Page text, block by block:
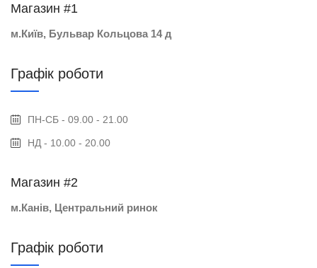
Магазин #1
м.Київ, Бульвар Кольцова 14 д
Графік роботи
ПН-СБ - 09.00 - 21.00
НД - 10.00 - 20.00
Магазин #2
м.Канів, Центральний ринок
Графік роботи